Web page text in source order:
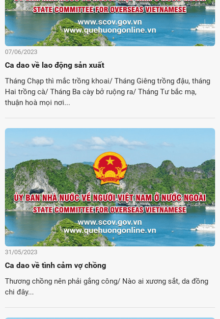
07/06/2023
Ca dao về lao động sản xuất
Tháng Chạp thì mắc trồng khoai/ Tháng Giêng trồng đậu, tháng
Hai trồng cà/ Tháng Ba cày bở ruộng ra/ Tháng Tư bắc mạ,
thuận hoà mọi nơi...
31/05/2023
Ca dao về tình cảm vợ chồng
Thương chồng nên phải gắng công/ Nào ai xương sắt, da đồng
chi đây...